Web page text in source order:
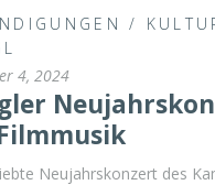
/
4, 2024
Neujahrskonzert des